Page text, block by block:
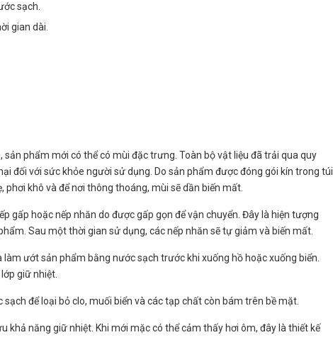
sạch.
gian dài.
sản phẩm mới có thể có mùi đặc trưng. Toàn bộ vật liệu đã trải qua quy
đối với sức khỏe người sử dụng. Do sản phẩm được đóng gói kín trong túi
khô và để nơi thông thoáng, mùi sẽ dần biến mất.
gấp hoặc nếp nhăn do được gấp gọn để vận chuyển. Đây là hiện tượng
Sau một thời gian sử dụng, các nếp nhăn sẽ tự giảm và biến mất.
ướt sản phẩm bằng nước sạch trước khi xuống hồ hoặc xuống biển.
giữ nhiệt.
để loại bỏ clo, muối biển và các tạp chất còn bám trên bề mặt.
khả năng giữ nhiệt. Khi mới mặc có thể cảm thấy hơi ôm, đây là thiết kế